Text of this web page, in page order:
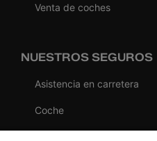
Venta de coches
NUESTROS SEGUROS
Asistencia en carretera
Coche